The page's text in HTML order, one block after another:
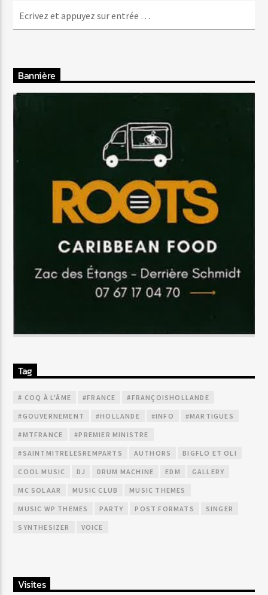
Bannière
Tag
# COQ À L'ÂME #FRANCE #FRANÇOISHOLLANDE
#GOUVERNEMENT #HOLLANDE #INFO #MARTIGUES
#MTFRANCE #PREMIER MINISTRE
#SAINTMITRELESREMPARTS AUTHORS BIGFLO ET OLI
COOL MUSIC DJ DRUM MACHINE EDM GALLERY
MC SOLAAR MUSIC CLUB MUSIC THEMES
MUSIC WP THEMES PARTY POST FORMATS SINGER
SYNTHESIZER VOICE
Visites